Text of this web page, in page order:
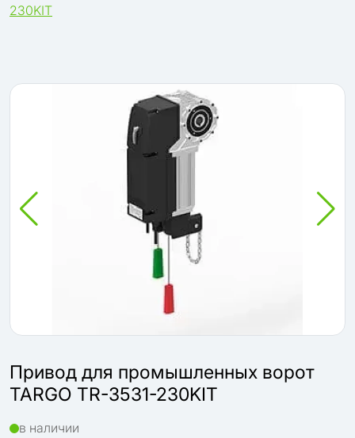
230KIT
Привод для промышленных ворот
TARGO TR-3531-230KIT
в наличии